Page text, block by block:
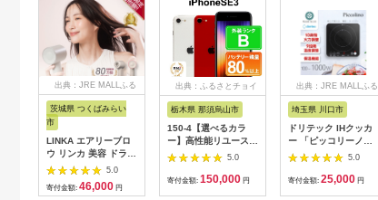
出典：JRE MALLふる
さと納税
茨城県 つくばみらい
市
LINKA エアリーブロ
ウ リンカ 美容 ドライ
ヤー ヘアケア 髪 エス
テ ギフト ラッピング
贈呈品 プレゼント 母
5.0
寄付金額: 46,000 円
出典：ふるさとチョイ
栃木県 那須烏山市
150-4【選べるカラ
ー】高性能リユース
スマホ Apple
iPhoneSE 3 128GB
SIMロック解除済 本
5.0
寄付金額: 150,000 円
出典：JRE MALLふる
さと納税
埼玉県 川口市
ドリテック IHクッカ
ー 「ピッコリーノ」
ブラック DI-
217BK【1642626】
5.0
寄付金額: 25,000 円